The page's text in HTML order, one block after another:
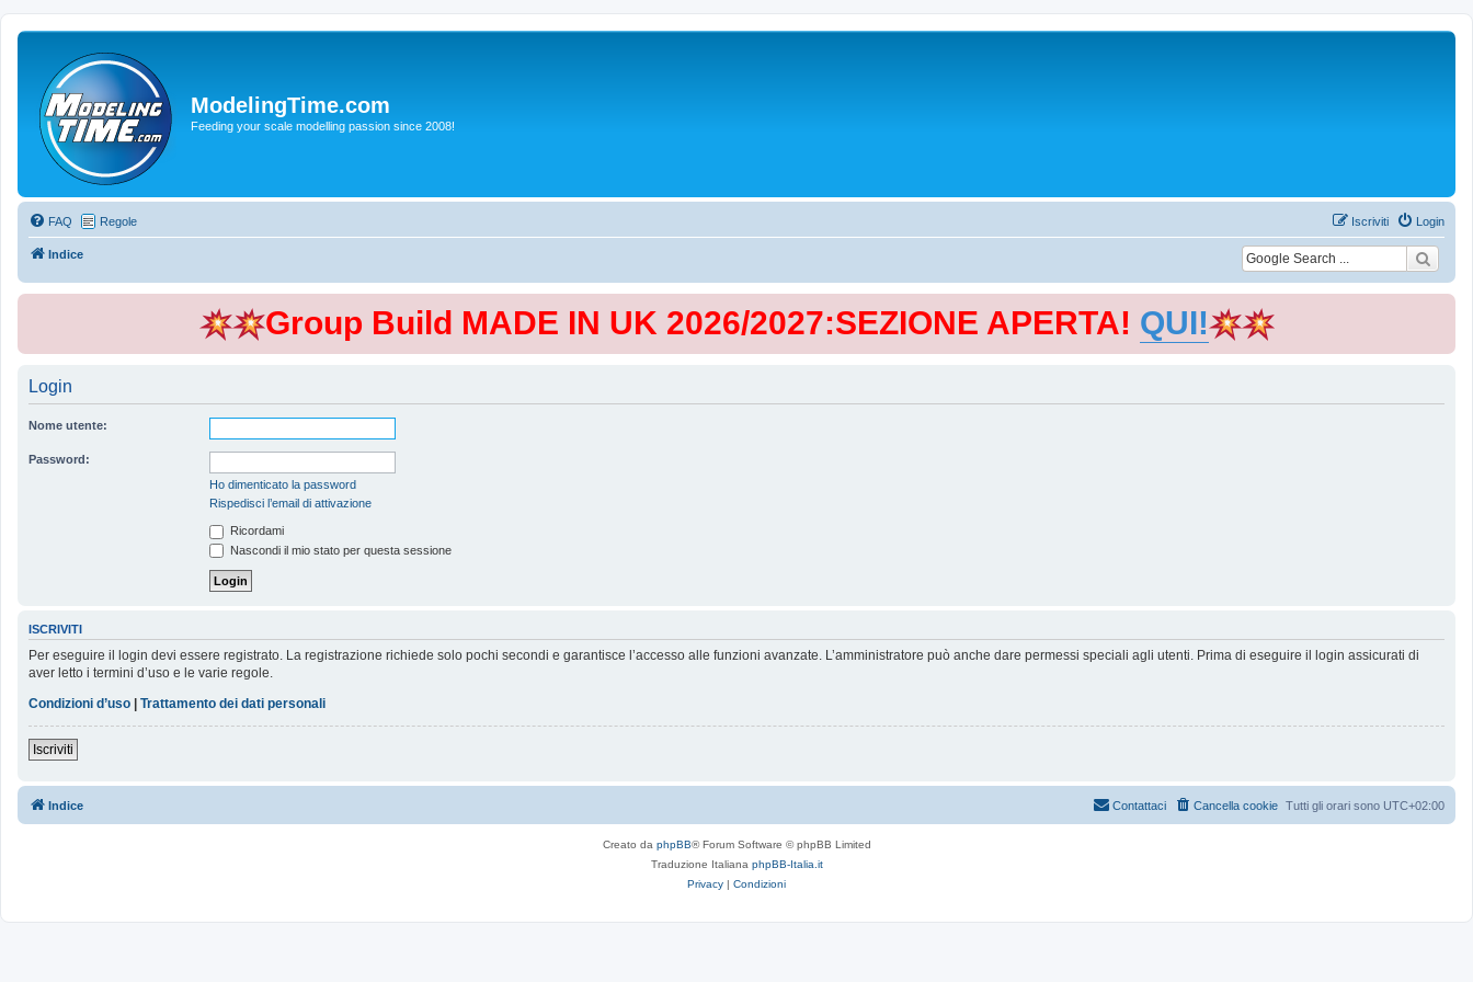
ModelingTime.com
Feeding your scale modelling passion since 2008!
FAQ Regole Login
Iscriviti
Indice
Group Build MADE IN UK 2026/2027:SEZIONE APERTA! QUI!
Login
Nome utente:
Password:
Ho dimenticato la password
Rispedisci l’email di attivazione
Ricordami
Nascondi il mio stato per questa sessione
ISCRIVITI
Per eseguire il login devi essere registrato. La registrazione richiede solo pochi secondi e garantisce l’accesso alle funzioni avanzate. L’amministratore può anche dare permessi speciali agli utenti. Prima di eseguire il login assicurati di
aver letto i termini d’uso e le varie regole.
Condizioni d’uso | Trattamento dei dati personali
Iscriviti
Indice Tutti gli orari sono UTC+02:00
Cancella cookie
Contattaci
Creato da phpBB® Forum Software © phpBB Limited
Traduzione Italiana phpBB-Italia.it
Privacy | Condizioni